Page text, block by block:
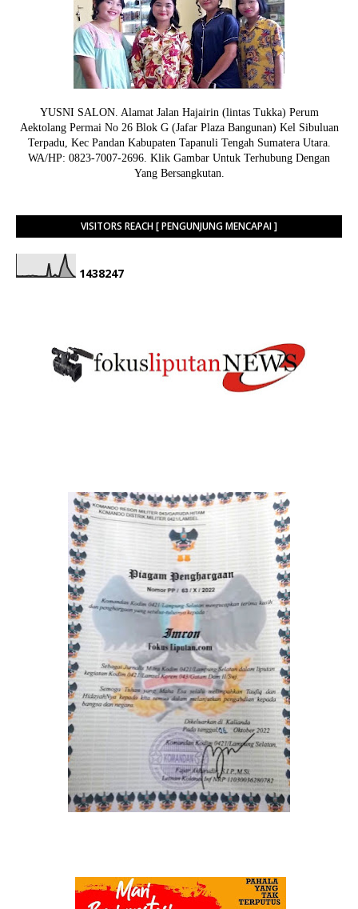
YUSNI SALON. Alamat Jalan Hajairin (lintas Tukka) Perum
Aektolang Permai No 26 Blok G (Jafar Plaza Bangunan) Kel Sibuluan
Terpadu, Kec Pandan Kabupaten Tapanuli Tengah Sumatera Utara.
WA/HP: 0823-7007-2696. Klik Gambar Untuk Terhubung Dengan
Yang Bersangkutan.
VISITORS REACH [ PENGUNJUNG MENCAPAI ]
1438247